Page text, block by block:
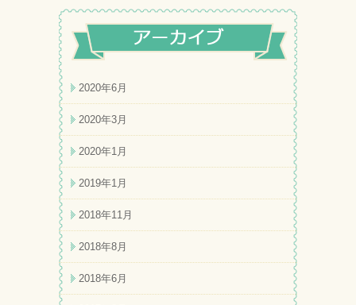
2020年6月
2020年3月
2020年1月
2019年1月
2018年11月
2018年8月
2018年6月